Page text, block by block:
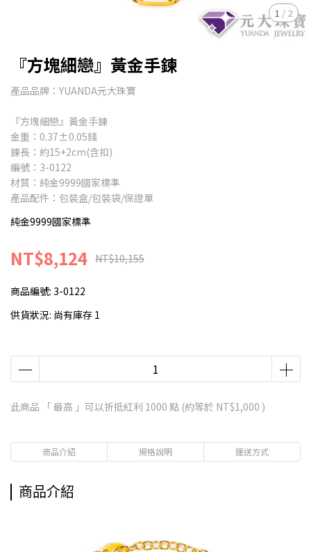
1 / 2
『方塊細戀』黃金手鍊
產品品牌：YUANDA元大珠寶
『方塊細戀』黃金手鍊
金重：0.37±0.05錢
鍊長：約15+2cm(含扣)
編號：3-0122
材質：純金9999國家標準
產品配件：包裝盒/包裝袋/保證單
純金9999國家標準
NT$8,124 NT$10,155
商品編號: 3-0122
供貨狀況: 尚有庫存 1
此商品 「 最高 」可以折抵紅利 1000 點 (約等於 NT$1,000 )
商品介紹 規格說明 運送方式
商品介紹